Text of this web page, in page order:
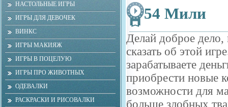
НАСТОЛЬНЫЕ ИГРЫ
ИГРЫ ДЛЯ ДЕВОЧЕК
ВИНКС
ИГРЫ МАКИЯЖ
ИГРЫ В ПОЦЕЛУЮ
ИГРЫ ПРО ЖИВОТНЫХ
ОДЕВАЛКИ
РАСКРАСКИ И РИСОВАЛКИ
54 Мили
Делай доброе дело,
сказать об этой
зарабатываете
приобрести новые
возможности для
больше злобных